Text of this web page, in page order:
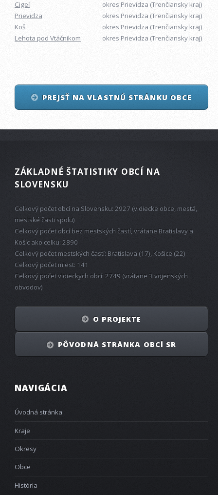
Cigeľ
okres Prievidza (Trenčiansky kraj)
Prievidza
okres Prievidza (Trenčiansky kraj)
Koš
okres Prievidza (Trenčiansky kraj)
Lehota pod Vtáčnikom
okres Prievidza (Trenčiansky kraj)
PREJSŤ NA VLASTNÚ STRÁNKU OBCE
NAVIGÁCIA
Úvodná stránka
Kraje
Okresy
Obce
História
ZÁKLADNÉ ŠTATISTIKY OBCÍ NA
SLOVENSKU
Celkový počet obcí na Slovensku: 2927 (vidiecke obce, mestá,
mestské časti spolu)
Celkový počet obcí bez mestských častí, vrátane Bratislavy a
Košíc ako celku: 2890
Celkový počet mestských častí: Bratislava (17), Košice (22)
Celkový počet miest: 141
Celkový počet vidieckych obcí: 2749 (vrátane 3 vojenských
obvodov)
O PROJEKTE
PÔVODNÁ STRÁNKA OBCÍ SR